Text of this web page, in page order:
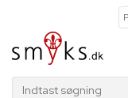
Indtast søgning